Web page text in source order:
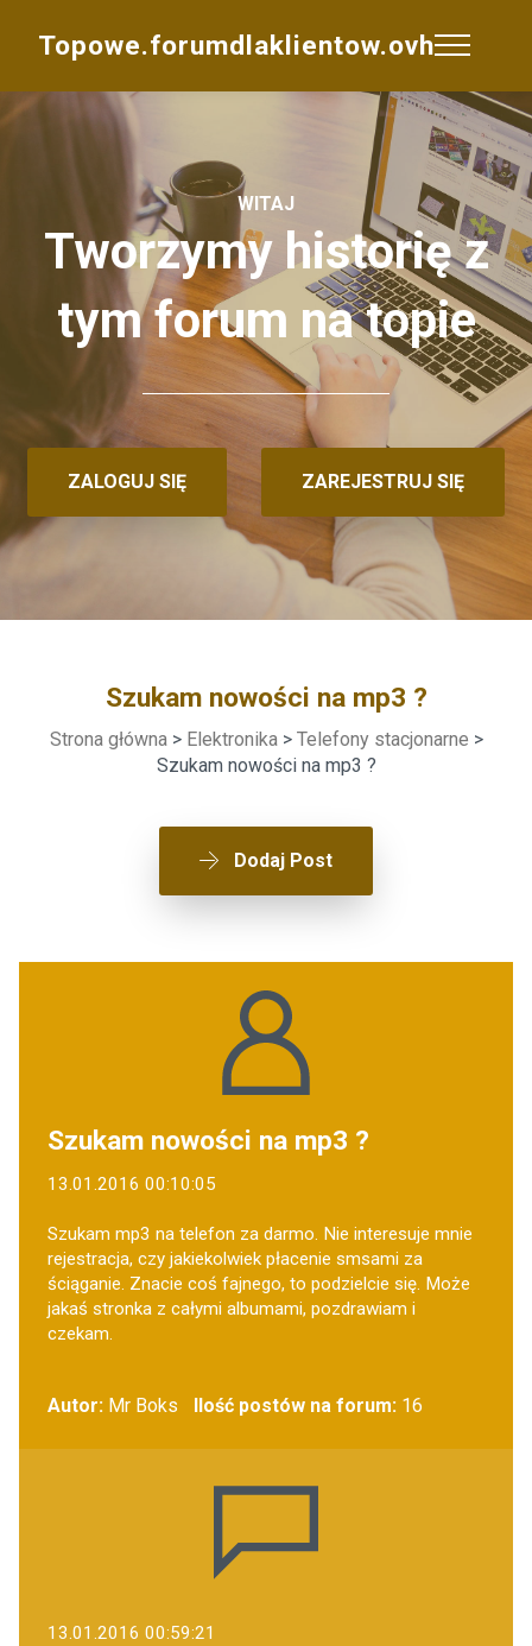
Topowe.forumdlaklientow.ovh
WITAJ
Tworzymy historię z
tym forum na topie
ZALOGUJ SIĘ ZAREJESTRUJ SIĘ
Szukam nowości na mp3 ?
Strona główna> Elektronika> Telefony stacjonarne >
Szukam nowości na mp3 ?
Dodaj Post
Szukam nowości na mp3 ?
13.01.2016 00:10:05
Szukam mp3 na telefon za darmo. Nie interesuje mnie
rejestracja, czy jakiekolwiek płacenie smsami za
ściąganie. Znacie coś fajnego, to podzielcie się. Może
jakaś stronka z całymi albumami, pozdrawiam i
czekam.
Autor: Mr Boks Ilość postów na forum:16
13.01.2016 00:59:21